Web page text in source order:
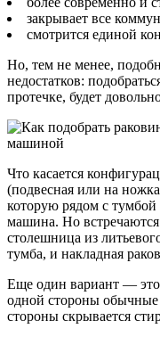
закрывает все
смотрится единой
Но, тем не менее,
недостатков:
протечке, будет
Что касается
(подвесная или на
которую рядом с тумбой
машина. Но
столешница из
тумба, и накладная
Еще один вариант —
одной стороны
стороны скрывается